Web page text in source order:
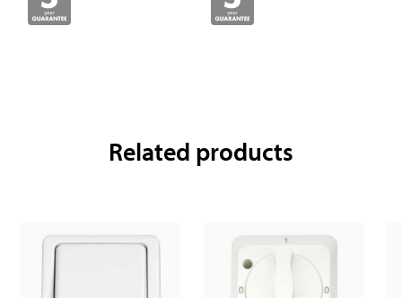
Related products